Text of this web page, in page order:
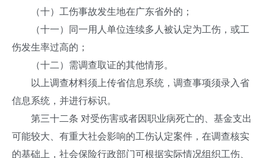
（十）工伤事故发生地在广东省外的；
（十一）同一用人单位连续多人被认定为工伤，或工
伤发生率过高的；
（十二）需调查取证的其他情形。
以上调查材料须上传省信息系统，调查事项须录入省
信息系统，并进行标识。
第三十二条 对受伤害或者因职业病死亡的、基金支出
可能较大、有重大社会影响的工伤认定案件，在调查核实
的基础上，社会保险行政部门可根据实际情况组织工伤、